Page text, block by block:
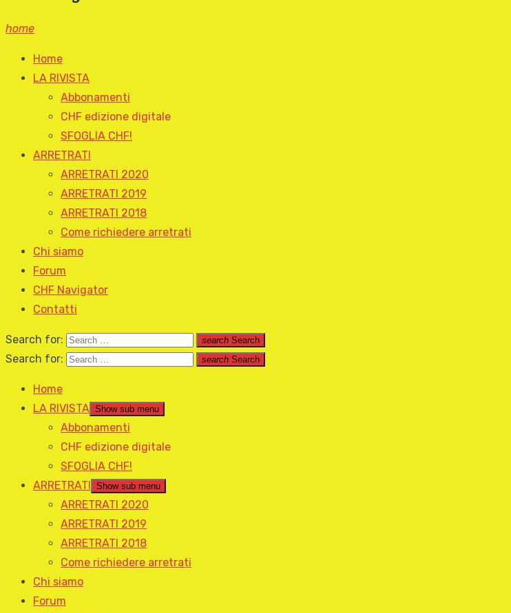
home
Home
LA RIVISTA
Abbonamenti
CHF edizione digitale
SFOGLIA CHF!
ARRETRATI
ARRETRATI 2020
ARRETRATI 2019
ARRETRATI 2018
Come richiedere arretrati
Chi siamo
Forum
CHF Navigator
Contatti
Search for: search Search
Search for: search Search
Home
LA RIVISTA Show sub menu
Abbonamenti
CHF edizione digitale
SFOGLIA CHF!
ARRETRATI
Show sub menu
ARRETRATI 2020
ARRETRATI 2019
ARRETRATI 2018
Come richiedere arretrati
Chi siamo
Forum